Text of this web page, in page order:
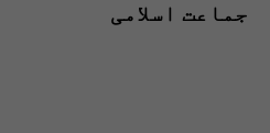
جماعت اسلامی